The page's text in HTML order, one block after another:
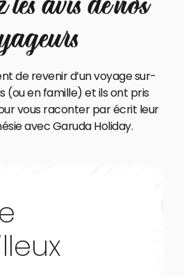
les avis de nos
de revenir d’un voyage sur-
(ou en famille) et ils ont pris
vous raconter par écrit leur
avec Garuda Holiday.